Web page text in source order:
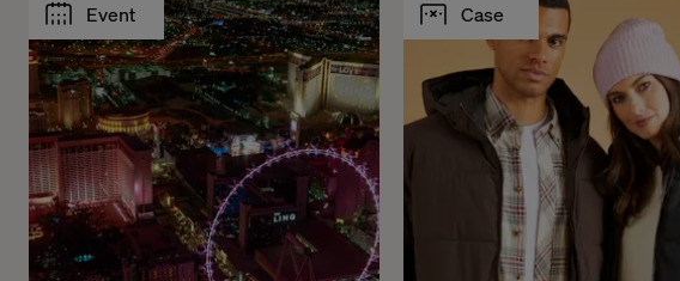
Event Case